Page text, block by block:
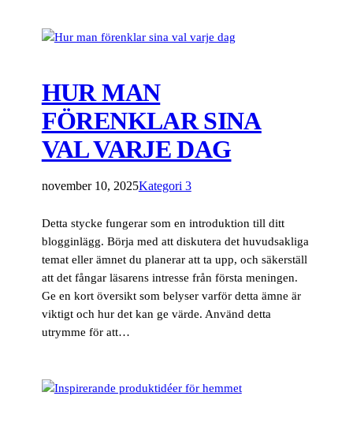
HUR MAN
FÖRENKLAR SINA
VAL VARJE DAG
november 10, 2025Kategori 3
Detta stycke fungerar som en introduktion till ditt
blogginlägg. Börja med att diskutera det huvudsakliga
temat eller ämnet du planerar att ta upp, och säkerställ
att det fångar läsarens intresse från första meningen.
Ge en kort översikt som belyser varför detta ämne är
viktigt och hur det kan ge värde. Använd detta
utrymme för att…